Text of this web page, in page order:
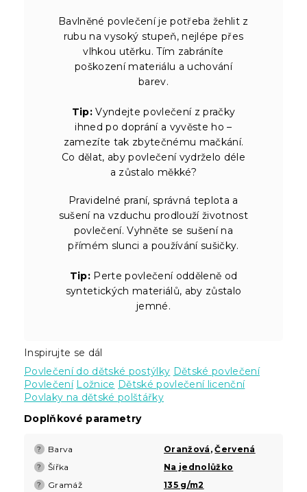
Bavlněné povlečení je potřeba žehlit z
rubu na vysoký stupeň, nejlépe přes
vlhkou utěrku. Tím zabráníte
poškození materiálu a uchování
barev.
Tip: Vyndejte povlečení z pračky
ihned po doprání a vyvěste ho –
zamezíte tak zbytečnému mačkání.
Co dělat, aby povlečení vydrželo déle
a zůstalo měkké?
Pravidelné praní, správná teplota a
sušení na vzduchu prodlouží životnost
povlečení. Vyhněte se sušení na
přímém slunci a používání sušičky.
Tip: Perte povlečení odděleně od
syntetických materiálů, aby zůstalo
jemné.
Inspirujte se dál
Povlečení do dětské postýlky Dětské povlečení
Povlečení Ložnice Dětské povlečení licenční
Povlaky na dětské polštářky
Doplňkové parametry
? Barva Oranžová ,Červená
? Šířka Na jednolůžko
? Gramáž 135 g/m2